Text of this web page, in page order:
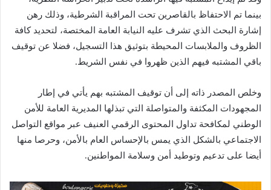
بينما تم الاحتفاظ بالقاصرين تحت المراقبة الشرطية، وذلك رهن
إشارة البحث الذي تشرف عليه النيابة العامة المختصة، لتحديد كافة
الظروف والملابسات المحيطة بتوثيق هذا التسجيل، فضلا عن توقيف
باقي المشتبه فيهم الذين ظهروا في نفس الشريط.
وخلص المصدر ذاته إلى أن توقيف المشتبه بهم يأتي في إطار
المجهودات المكثفة والمتواصلة التي تبذلها المديرية العامة للأمن
الوطني لمكافحة تداول المحتوى الرقمي العنيف عبر مواقع التواصل
الاجتماعي بالشكل الذي يمس بالإحساس العام بالأمن، وحرصا منها
أيضا على تدعيم وتوطيد أمن وسلامة المواطنين.